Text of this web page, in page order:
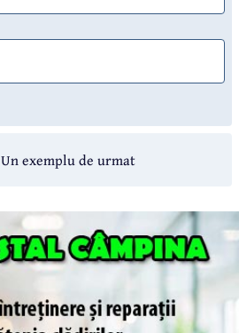
Un exemplu de urmat